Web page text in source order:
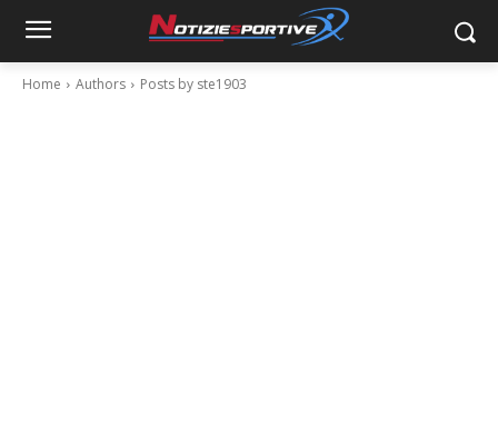
Home Authors Posts by ste1903